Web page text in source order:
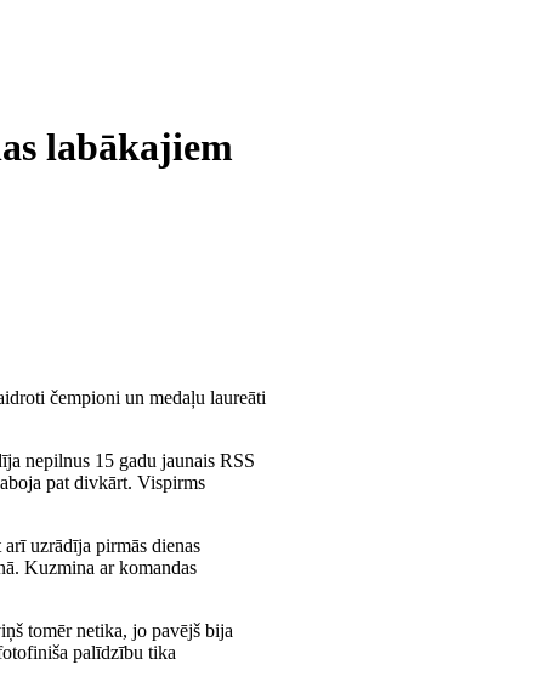
labākajiem
čempioni un medaļu laureāti
nepilnus 15 gadu jaunais RSS
pat divkārt. Vispirms
uzrādīja pirmās dienas
Kuzmina ar komandas
tomēr netika, jo pavējš bija
palīdzību tika